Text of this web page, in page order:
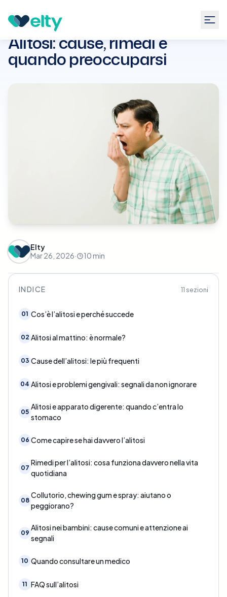
Guide Odontoiatria
Alitosi: cause, rimedi e quando
Alitosi: cause, rimedi e
quando preoccuparsi
Elty
Mar 26, 2026· 10min
INDICE 11 sezioni
01 Cos’è l’alitosi e perché succede
02 Alitosi al mattino: è normale?
03 Cause dell’alitosi: le più frequenti
04 Alitosi e problemi gengivali: segnali da non ignorare
05
Alitosi e apparato digerente: quando c’entra lo
stomaco
06 Come capire se hai davvero l’alitosi
07
Rimedi per l’alitosi: cosa funziona davvero nella vita
quotidiana
08
Collutorio, chewing gum e spray: aiutano o
peggiorano?
09
Alitosi nei bambini: cause comuni e attenzione ai
segnali
10 Quando consultare un medico
11 FAQ sull’alitosi